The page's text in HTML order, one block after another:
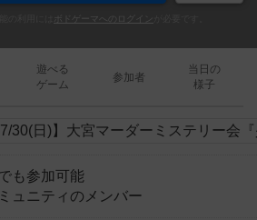
ボドゲーマへのログイン
遊べる
ゲーム
参加者
当日の
様子
も参加可能
ュニティのメンバー